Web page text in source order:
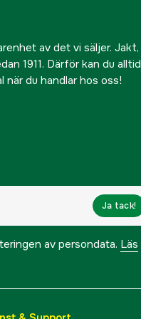
av det vi säljer. Jakt,
1911. Därför kan du alltid
när du handlar hos oss!
Ja tack!
av persondata. Läs